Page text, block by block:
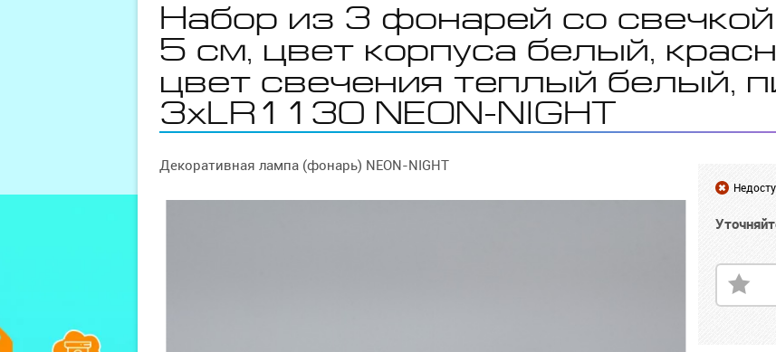
Набор из 3 фонарей со
5 см, цвет корпуса белый,
цвет свечения теплый белый,
3xLR1130 NEON-NIGHT
Декоративная лампа (фонарь) NEON-NIGHT